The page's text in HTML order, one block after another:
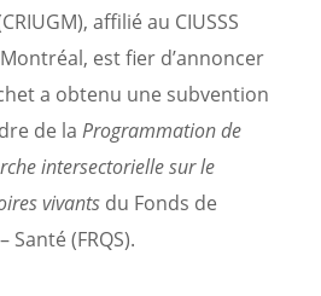
affilié au CIUSSS
est fier d’annoncer
a obtenu une subvention
de la Programmation de
intersectorielle sur le
vivants du Fonds de
(FRQS).